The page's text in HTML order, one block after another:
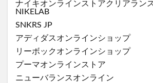
ナイキオンラインストアクリアラン
NIKELAB
SNKRS JP
アディダスオンラインショップ
リーボックオンラインショップ
プーマオンラインストア
ニューバランスオンライン